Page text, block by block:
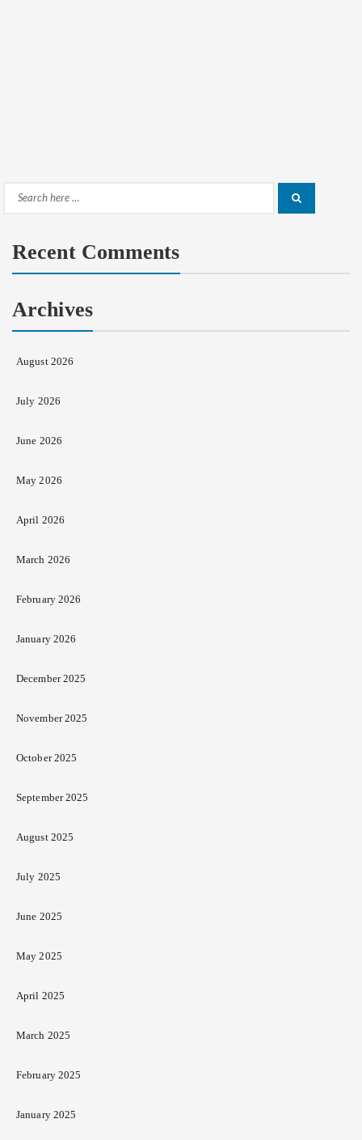
Search
Recent Comments
Archives
August 2026
July 2026
June 2026
May 2026
April 2026
March 2026
February 2026
January 2026
December 2025
November 2025
October 2025
September 2025
August 2025
July 2025
June 2025
May 2025
April 2025
March 2025
February 2025
January 2025